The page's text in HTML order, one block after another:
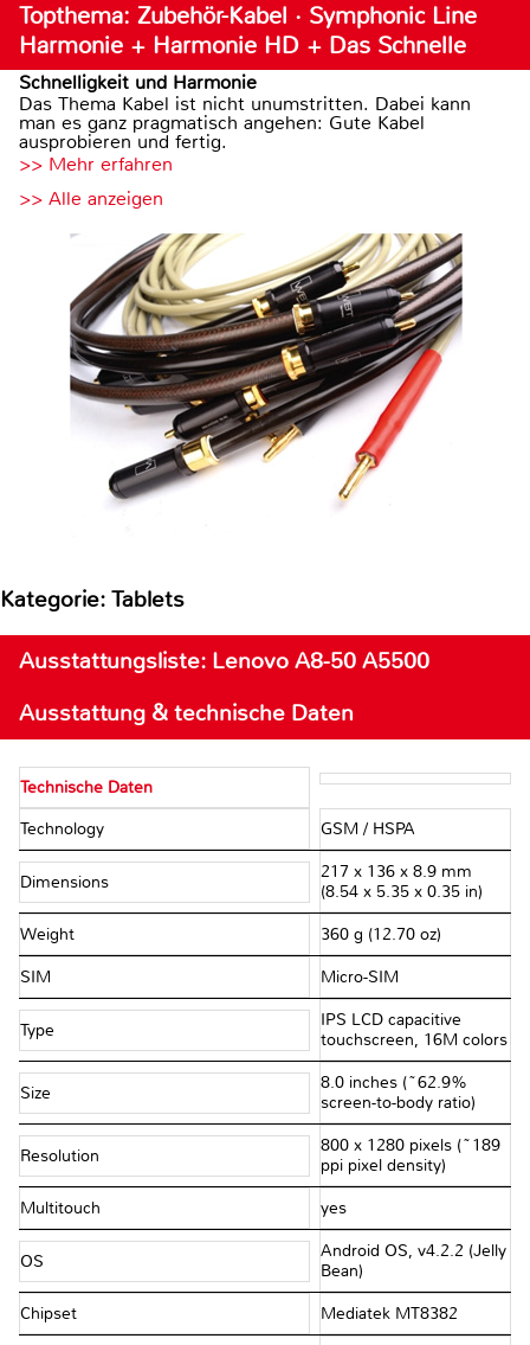
Topthema: Zubehör-Kabel · Symphonic Line
Harmonie + Harmonie HD + Das Schnelle
Schnelligkeit und Harmonie
Das Thema Kabel ist nicht unumstritten. Dabei kann
man es ganz pragmatisch angehen: Gute Kabel
ausprobieren und fertig.
>> Mehr erfahren
>> Alle anzeigen
Kategorie: Tablets
Ausstattungsliste: Lenovo A8-50 A5500
Ausstattung & technische Daten
Technische Daten
Technology GSM / HSPA
Dimensions
217 x 136 x 8.9 mm
(8.54 x 5.35 x 0.35 in)
Weight 360 g (12.70 oz)
SIM Micro-SIM
Type
IPS LCD capacitive
touchscreen, 16M colors
Size
8.0 inches (~62.9%
screen-to-body ratio)
Resolution
800 x 1280 pixels (~189
ppi pixel density)
Multitouch yes
OS
Android OS, v4.2.2 (Jelly
Bean)
Chipset Mediatek MT8382